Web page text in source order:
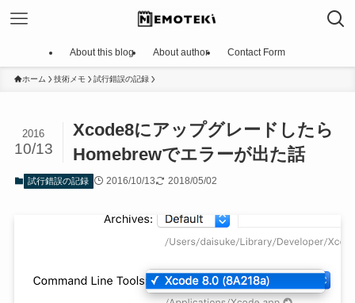
About this blog About author Contact Form
ホーム 技術メモ 試行錯誤の記録
Xcode8にアップグレードしたら
Homebrewでエラーが出た話
2016
10/13
試行錯誤の記録 2016/10/13 2018/05/02